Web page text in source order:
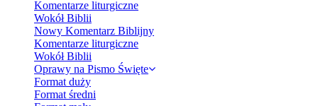
Komentarze liturgiczne
Wokół Biblii
Nowy Komentarz Biblijny
Komentarze liturgiczne
Wokół Biblii
Oprawy na Pismo Święte
Format duży
Format średni